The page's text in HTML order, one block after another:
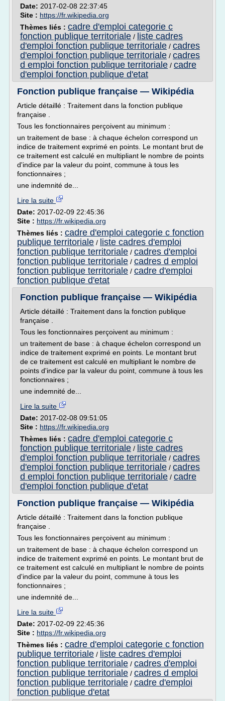
Date: 2017-02-08 22:37:45
Site : https://fr.wikipedia.org
Thèmes liés : cadre d'emploi categorie c
fonction publique territoriale / liste cadres
d'emploi fonction publique territoriale / cadres
d'emploi fonction publique territoriale / cadres
d emploi fonction publique territoriale / cadre
d'emploi fonction publique d'etat
Fonction publique française — Wikipédia
Article détaillé : Traitement dans la fonction publique
française .
Tous les fonctionnaires perçoivent au minimum :
un traitement de base : à chaque échelon correspond un
indice de traitement exprimé en points. Le montant brut de
ce traitement est calculé en multipliant le nombre de points
d'indice par la valeur du point, commune à tous les
fonctionnaires ;
une indemnité de...
Lire la suite
Date: 2017-02-09 22:45:36
Site : https://fr.wikipedia.org
Thèmes liés : cadre d'emploi categorie c fonction
publique territoriale / liste cadres d'emploi
fonction publique territoriale / cadres d'emploi
fonction publique territoriale / cadres d emploi
fonction publique territoriale / cadre d'emploi
fonction publique d'etat
Fonction publique française — Wikipédia
Article détaillé : Traitement dans la fonction publique
française .
Tous les fonctionnaires perçoivent au minimum :
un traitement de base : à chaque échelon correspond un
indice de traitement exprimé en points. Le montant brut
de ce traitement est calculé en multipliant le nombre de
points d'indice par la valeur du point, commune à tous les
fonctionnaires ;
une indemnité de...
Lire la suite
Date: 2017-02-08 09:51:05
Site : https://fr.wikipedia.org
Thèmes liés : cadre d'emploi categorie c
fonction publique territoriale / liste cadres
d'emploi fonction publique territoriale / cadres
d'emploi fonction publique territoriale / cadres
d emploi fonction publique territoriale / cadre
d'emploi fonction publique d'etat
Fonction publique française — Wikipédia
Article détaillé : Traitement dans la fonction publique
française .
Tous les fonctionnaires perçoivent au minimum :
un traitement de base : à chaque échelon correspond un
indice de traitement exprimé en points. Le montant brut de
ce traitement est calculé en multipliant le nombre de points
d'indice par la valeur du point, commune à tous les
fonctionnaires ;
une indemnité de...
Lire la suite
Date: 2017-02-09 22:45:36
Site : https://fr.wikipedia.org
Thèmes liés : cadre d'emploi categorie c fonction
publique territoriale / liste cadres d'emploi
fonction publique territoriale / cadres d'emploi
fonction publique territoriale / cadres d emploi
fonction publique territoriale / cadre d'emploi
fonction publique d'etat